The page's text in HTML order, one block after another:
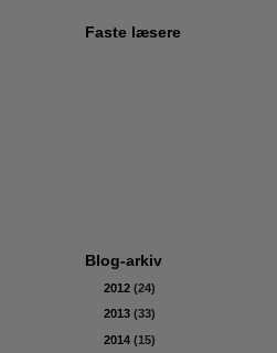
Faste læsere
Blog-arkiv
2012 (24)
2013 (33)
2014 (15)